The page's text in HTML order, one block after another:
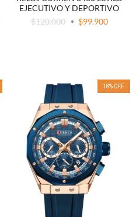
EJECUTIVO Y DEPORTIVO
$120.000
$99.900
18% OFF